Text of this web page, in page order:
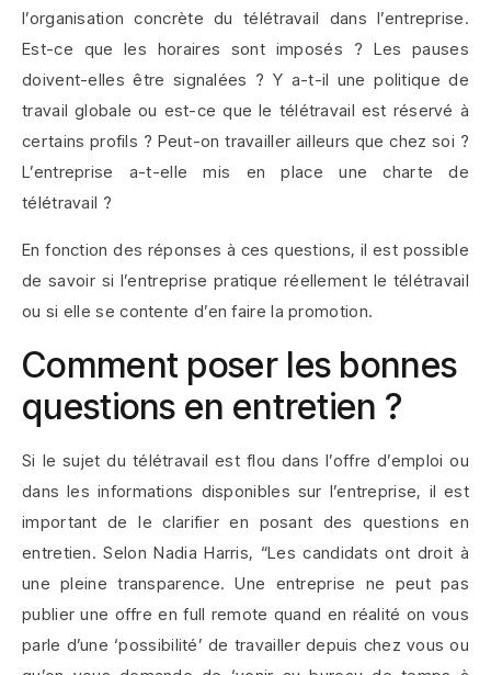
l’organisation concrète du télétravail dans l’entreprise.
Est-ce que les horaires sont imposés ? Les pauses
doivent-elles être signalées ? Y a-t-il une politique de
travail globale ou est-ce que le télétravail est réservé à
certains profils ? Peut-on travailler ailleurs que chez soi ?
L’entreprise a-t-elle mis en place une charte de
télétravail ?
En fonction des réponses à ces questions, il est possible
de savoir si l’entreprise pratique réellement le télétravail
ou si elle se contente d’en faire la promotion.
Comment poser les bonnes
questions en entretien ?
Si le sujet du télétravail est flou dans l’offre d’emploi ou
dans les informations disponibles sur l’entreprise, il est
important de le clarifier en posant des questions en
entretien. Selon Nadia Harris, “Les candidats ont droit à
une pleine transparence. Une entreprise ne peut pas
publier une offre en full remote quand en réalité on vous
parle d’une ‘possibilité’ de travailler depuis chez vous ou